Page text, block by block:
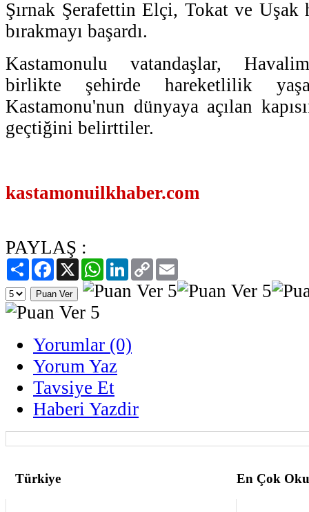
Şırnak Şerafettin Elçi, Tokat ve Uşak
bırakmayı başardı.
Kastamonulu vatandaşlar,
birlikte şehirde hareketlilik
Kastamonu'nun dünyaya açılan
geçtiğini belirttiler.
kastamonuilkhaber.com
PAYLAŞ :
PaylaşFacebook
X WhatsAppLinkedIn
Copy
Link
Yorumlar (0)
Yorum Yaz
Tavsiye Et
Haberi Yazdir
Türkiye En Çok